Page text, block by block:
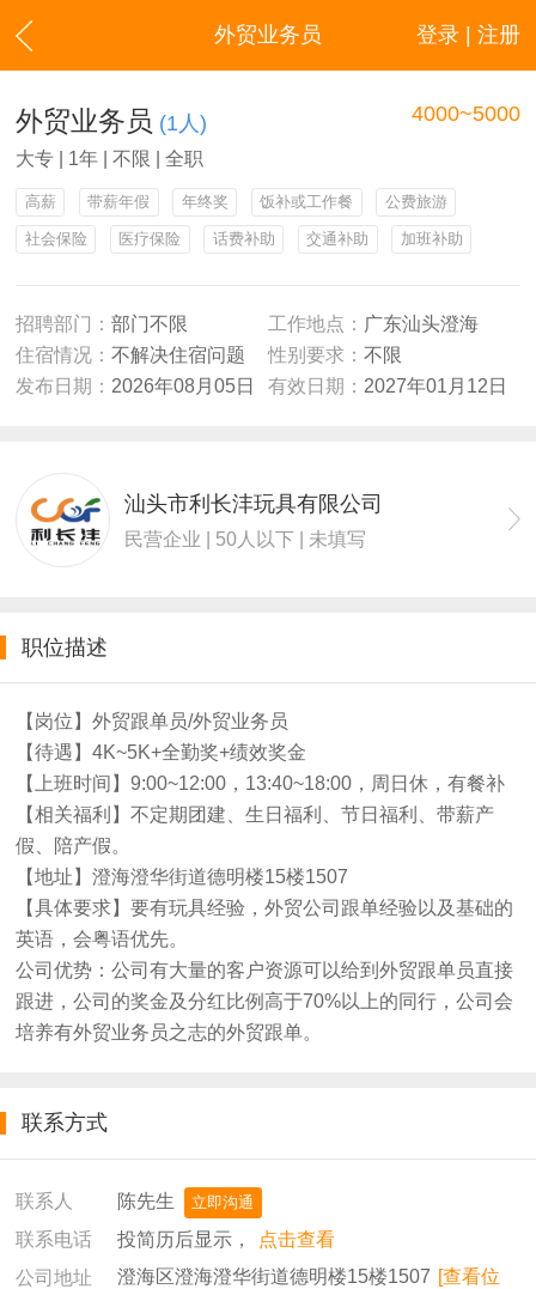
登录 | 注册
外贸业务员
外贸业务员 (1人) 4000~5000
大专 | 1年 | 不限 | 全职
高薪 带薪年假 年终奖 饭补或工作餐 公费旅游
社会保险 医疗保险 话费补助 交通补助 加班补助
招聘部门： 部门不限 工作地点： 广东汕头澄海
住宿情况： 不解决住宿问题 性别要求： 不限
发布日期： 2026年08月05日 有效日期： 2027年01月12日
汕头市利长沣玩具有限公司
民营企业 | 50人以下 | 未填写
职位描述
【岗位】外贸跟单员/外贸业务员
【待遇】4K~5K+全勤奖+绩效奖金
【上班时间】9:00~12:00，13:40~18:00，周日休，有餐补
【相关福利】不定期团建、生日福利、节日福利、带薪产
假、陪产假。
【地址】澄海澄华街道德明楼15楼1507
【具体要求】要有玩具经验，外贸公司跟单经验以及基础的
英语，会粤语优先。
公司优势：公司有大量的客户资源可以给到外贸跟单员直接
跟进，公司的奖金及分红比例高于70%以上的同行，公司会
培养有外贸业务员之志的外贸跟单。
联系方式
联系人 陈先生 立即沟通
联系电话 投简历后显示，
点击查看
公司地址
澄海区澄海澄华街道德明楼15楼1507 [查看位